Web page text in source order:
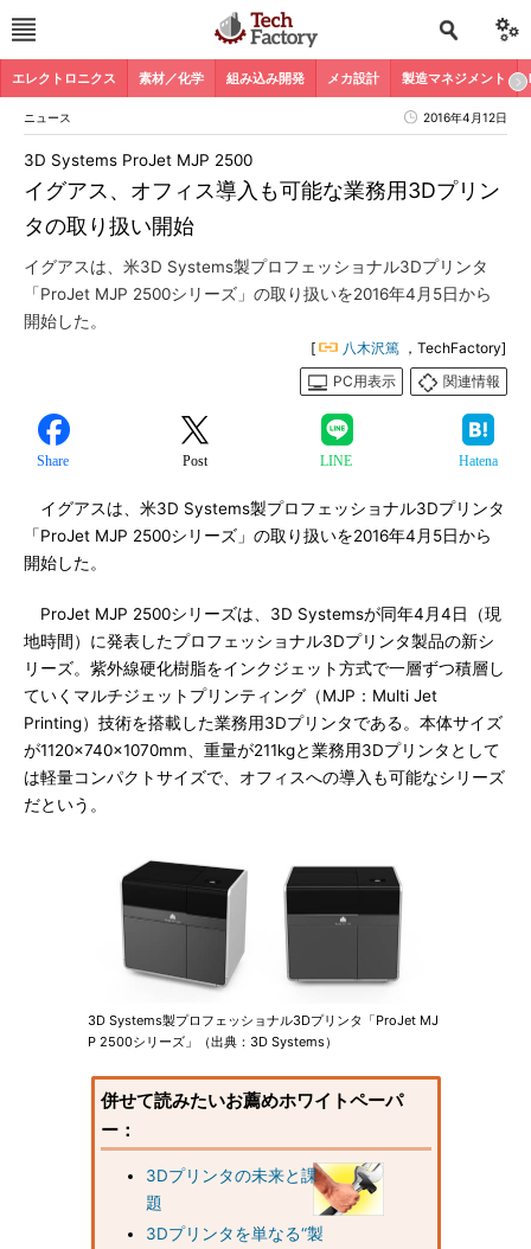
エレクトロニクス 素材／化学 組み込み開発 メカ設計 製造マネジメント
ニュース 2016年4月12日
イグアス、オフィス導入も可能な業務用3Dプリン
タの取り扱い開始
3D Systems ProJet MJP 2500
イグアスは、米3D Systems製プロフェッショナル3Dプリンタ
「ProJet MJP 2500シリーズ」の取り扱いを2016年4月5日から
開始した。
[ 八木沢篤 ，TechFactory]
PC用表示
関連情報
Share Post LINE Hatena
イグアスは、米3D Systems製プロフェッショナル3Dプリンタ
「ProJet MJP 2500シリーズ」の取り扱いを2016年4月5日から
開始した。
ProJet MJP 2500シリーズは、3D Systemsが同年4月4日（現
地時間）に発表したプロフェッショナル3Dプリンタ製品の新シ
リーズ。紫外線硬化樹脂をインクジェット方式で一層ずつ積層し
ていくマルチジェットプリンティング（MJP：Multi Jet
Printing）技術を搭載した業務用3Dプリンタである。本体サイズ
が1120×740×1070mm、重量が211kgと業務用3Dプリンタとして
は軽量コンパクトサイズで、オフィスへの導入も可能なシリーズ
だという。
3D Systems製プロフェッショナル3Dプリンタ「ProJet MJ
P 2500シリーズ」（出典：3D Systems）
併せて読みたいお薦めホワイトペーパ
ー：
3Dプリンタの未来と課
題
3Dプリンタを単なる“製